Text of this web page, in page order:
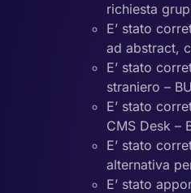
richiesta
E’ stato
ad abstract,
E’ stato
straniero –
E’ stato
CMS Desk –
E’ stato
alternativa
E’ stato